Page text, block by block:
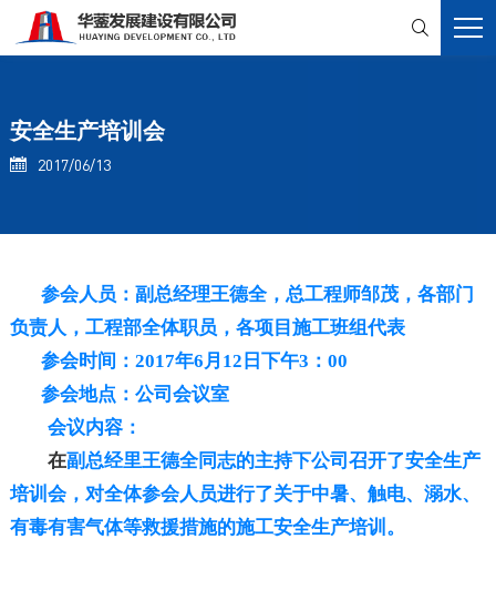

安全生产培训会
 2017/06/13
参会人员：副总经理王德全，总工程师邹茂， 各部门
负责人， 工程部全体职员，各项目施工班组代表
参会时间：2017年6月12日下午3：00
参会地点：公司会议室
会议内容：
在副总经里王德全同志的主持下公司召开了安全生产
培训会，对全体参会人员进行了关于中暑、触电、溺水、
有毒有害气体等救援措施的施工安全生产培训。